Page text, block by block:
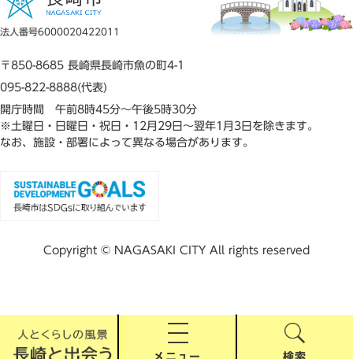
メニュー 検索
法人番号6000020422011
〒850-8685 長崎県長崎市魚の町4-1
095-822-8888(代表)
開庁時間 午前8時45分～午後5時30分
※土曜日・日曜日・祝日・12月29日～翌年1月3日を除きます。
なお、施設・部署によって異なる場合があります。
Copyright © NAGASAKI CITY All rights reserved